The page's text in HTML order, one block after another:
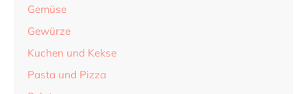
Gemüse
Gewürze
Kuchen und Kekse
Pasta und Pizza